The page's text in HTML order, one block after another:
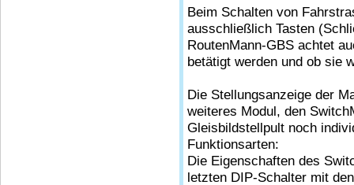
Beim Schalten von
ausschließlich Tasten
RoutenMann-GBS achtet
betätigt werden und ob sie
Die Stellungsanzeige der
weiteres Modul, den
Gleisbildstellpult noch
Funktionsarten:
Die Eigenschaften des
letzten DIP-Schalter mit